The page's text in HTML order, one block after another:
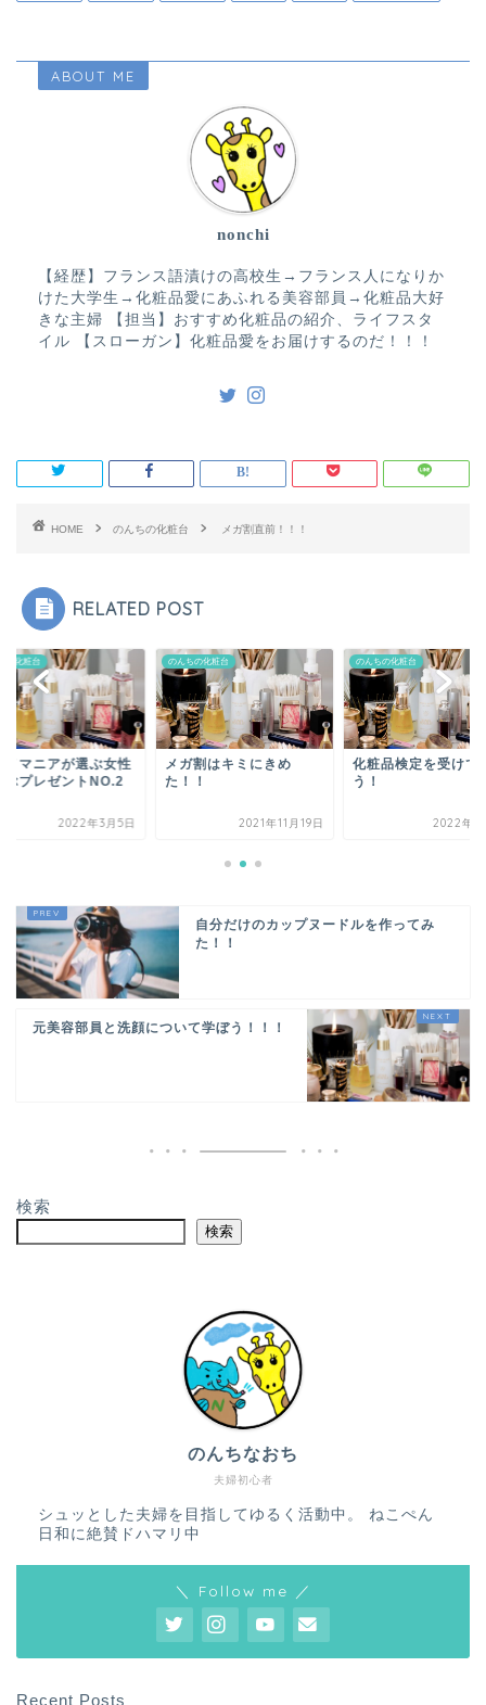
ABOUT ME
nonchi
【経歴】フランス語漬けの高校生→フランス人になりか
けた大学生→化粧品愛にあふれる美容部員→化粧品大好
きな主婦 【担当】おすすめ化粧品の紹介、ライフスタ
イル 【スローガン】化粧品愛をお届けするのだ！！！
HOME のんちの化粧台 メガ割直前！！！
RELATED POST
の化粧台
メマニアが選ぶ女性
ぶプレゼントNO.2
2022年3月5日
のんちの化粧台
メガ割はキミにきめ
た！！
2021年11月19日
のんちの化粧台
化粧品検定を受けて
う！
2022年2
自分だけのカップヌードルを作ってみ
た！！
元美容部員と洗顔について学ぼう！！！
検索
検索
夫婦初心者
のんちなおち
シュッとした夫婦を目指してゆるく活動中。 ねこぺん
日和に絶賛ドハマリ中
＼ Follow me ／
Recent Posts